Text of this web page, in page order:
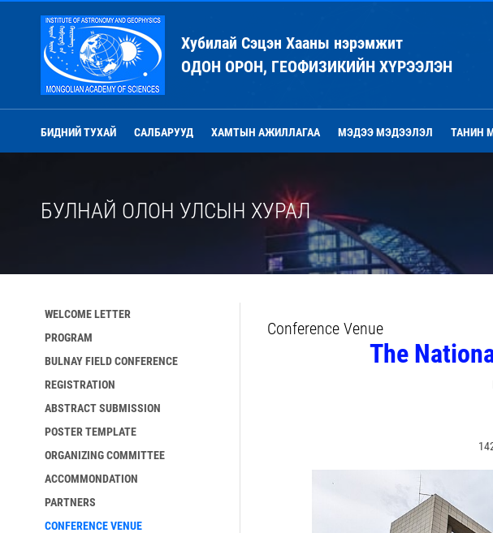
Хубилай Сэцэн Хааны нэрэмжит
ОДОН ОРОН, ГЕОФИЗИКИЙН ХҮРЭЭЛЭН
БИДНИЙ ТУХАЙ САЛБАРУУД ХАМТЫН АЖИЛЛАГАА МЭДЭЭ МЭДЭЭЛЭЛ ТАНИН
БУЛНАЙ ОЛОН УЛСЫН ХУРАЛ
WELCOME LETTER
PROGRAM
BULNAY FIELD CONFERENCE
REGISTRATION
ABSTRACT SUBMISSION
POSTER TEMPLATE
ORGANIZING COMMITTEE
ACCOMMONDATION
PARTNERS
CONFERENCE VENUE
Conference Venue
The